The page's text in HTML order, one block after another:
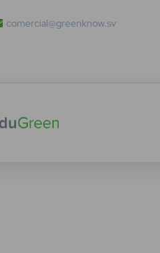
comercial@greenknow.sv